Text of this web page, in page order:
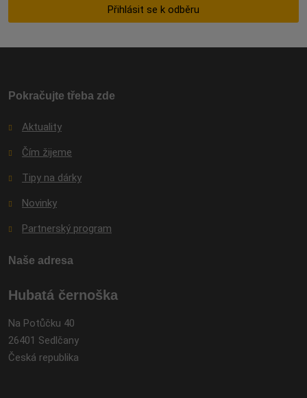
Přihlásit se k odběru
odeslat.
Pokračujte třeba zde
Aktuality
Čím žijeme
Tipy na dárky
Novinky
Partnerský program
Naše adresa
Hubatá černoška
Na Potůčku 40
26401 Sedlčany
Česká republika